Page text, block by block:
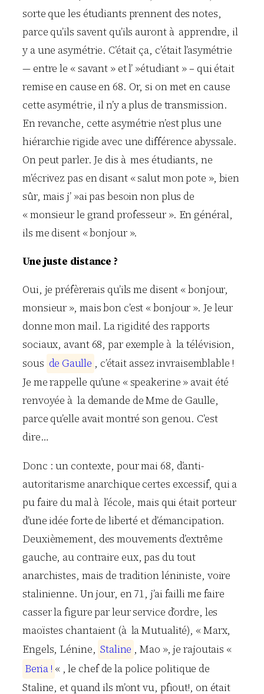
sorte que les étudiants prennent des notes,
parce qu’ils savent qu’ils auront à apprendre, il
y a une asymétrie. C’était ça, c’était l’asymétrie
— entre le « savant » et l’ »étudiant » – qui était
remise en cause en 68. Or, si on met en cause
cette asymétrie, il n’y a plus de transmission.
En revanche, cette asymétrie n’est plus une
hiérarchie rigide avec une différence abyssale.
On peut parler. Je dis à mes étudiants, ne
m’écrivez pas en disant « salut mon pote », bien
sûr, mais j’ »ai pas besoin non plus de
« monsieur le grand professeur ». En général,
ils me disent « bonjour ».
Une juste distance ?
Oui, je préfèrerais qu’ils me disent « bonjour,
monsieur », mais bon c’est « bonjour ». Je leur
donne mon mail. La rigidité des rapports
sociaux, avant 68, par exemple à la télévision,
sous de Gaulle , c’était assez invraisemblable !
Je me rappelle qu’une « speakerine » avait été
renvoyée à la demande de Mme de Gaulle,
parce qu’elle avait montré son genou. C’est
dire…
Donc : un contexte, pour mai 68, d’anti-
autoritarisme anarchique certes excessif, qui a
pu faire du mal à l’école, mais qui était porteur
d’une idée forte de liberté et d’émancipation.
Deuxièmement, des mouvements d’extrême
gauche, au contraire eux, pas du tout
anarchistes, mais de tradition léniniste, voire
stalinienne. Un jour, en 71, j’ai failli me faire
casser la figure par leur service d’ordre, les
maoïstes chantaient (à la Mutualité), « Marx,
Engels, Lénine, Staline , Mao », je rajoutais «
Beria ! « , le chef de la police politique de
Staline, et quand ils m’ont vu, pfiout!, on était